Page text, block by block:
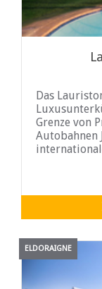
Das
Grenze von
Autobahnen
ELDORAIGNE